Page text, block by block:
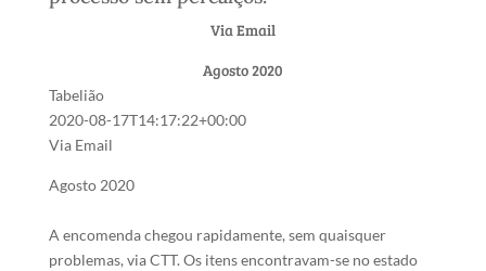
Via Email
Agosto 2020
Tabelião
2020-08-17T14:17:22+00:00
Via Email
Agosto 2020
A encomenda chegou rapidamente, sem quaisquer
problemas, via CTT. Os itens encontravam-se no estado